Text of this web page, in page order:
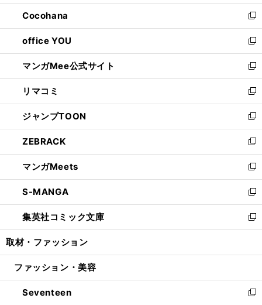
開
く
ウ
で
開
く
ン
ド
ウ
で
開
く
し
い
ウ
ィ
ン
ド
ウ
で
開
く
Cocohana
新
し
い
ウ
ィ
ン
ド
ウ
で
開
く
office YOU
新
し
い
ウ
ィ
ン
ド
ウ
で
開
く
マンガMee公式サイト
新
し
い
ウ
ィ
ン
ド
ウ
で
開
く
リマコミ
新
し
い
ウ
ィ
ン
ド
ウ
で
開
く
ジャンプTOON
新
し
い
ウ
ィ
ン
ド
ウ
で
開
ZEBRACK
新
し
い
ウ
ィ
ン
ド
ウ
開
マンガMeets
新
し
い
ウ
ィ
ン
ウ
開
く
S-MANGA
新
し
い
ウ
ン
ウ
で
集英社コミック文庫
新
し
ウ
ン
ド
取材・ファッション
ファッション・美容
Seventeen
新